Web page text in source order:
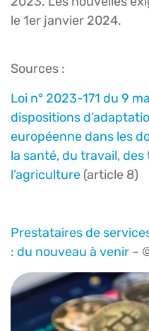
le 1er janvier 2024.
Sources :
Loi n° 2023-171 du 9
dispositions
européenne dans les
la santé, du travail,
l’agriculture (article 8)
Prestataires de
: du nouveau à venir –